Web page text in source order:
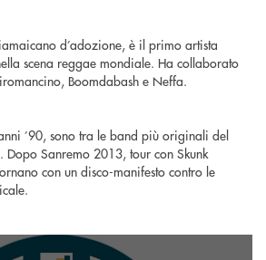
d’adozione, è il primo artista
scena reggae mondiale. Ha collaborato
Boomdabash e Neffa.
’90, sono tra le band più originali del
Dopo Sanremo 2013, tour con Skunk
con un disco-manifesto contro le